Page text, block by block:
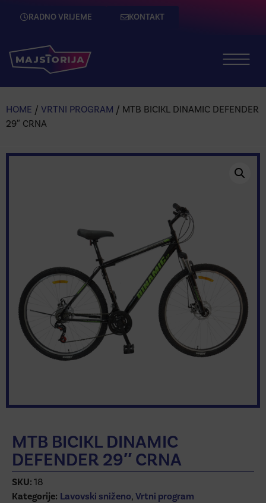
RADNO VRIJEME KONTAKT
HOME / VRTNI PROGRAM / MTB BICIKL DINAMIC DEFENDER
29″ CRNA
MTB BICIKL DINAMIC
DEFENDER 29″ CRNA
SKU: 18
Kategorije: Lavovski sniženo, Vrtni program